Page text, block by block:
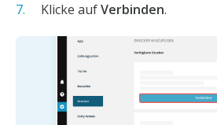
Klicke aufVerbinden.